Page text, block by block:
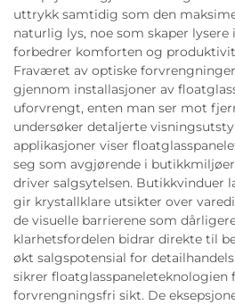
uttrykk samtidig som den
naturlig lys, noe som skaper
forbedrer komforten og
Fraværet av optiske
gjennom installasjoner av
uforvrengt, enten man ser mot
undersøker detaljerte
applikasjoner viser
seg som avgjørende i
driver salgsytelsen. Butikkvinduer
gir krystallklare utsikter over
de visuelle barrierene som
klarhetsfordelen bidrar direkte til
økt salgspotensial for
sikrer floatglasspaneleteknologien
forvrengningsfri sikt. De